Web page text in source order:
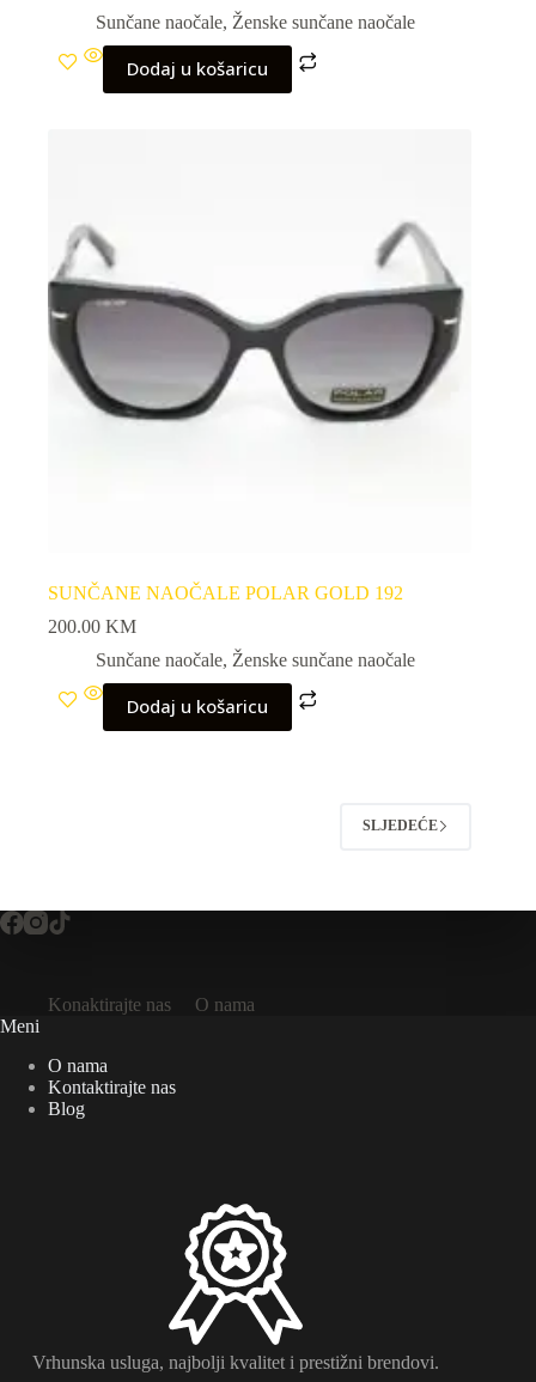
Sunčane naočale, Ženske sunčane naočale
Dodaj u košaricu
SUNČANE NAOČALE POLAR GOLD 192
200.00 KM
Sunčane naočale, Ženske sunčane naočale
Dodaj u košaricu
SLJEDEĆE
Konaktirajte nas
O nama
Meni
O nama
Kontaktirajte nas
Blog
Vrhunska usluga, najbolji kvalitet i prestižni brendovi.